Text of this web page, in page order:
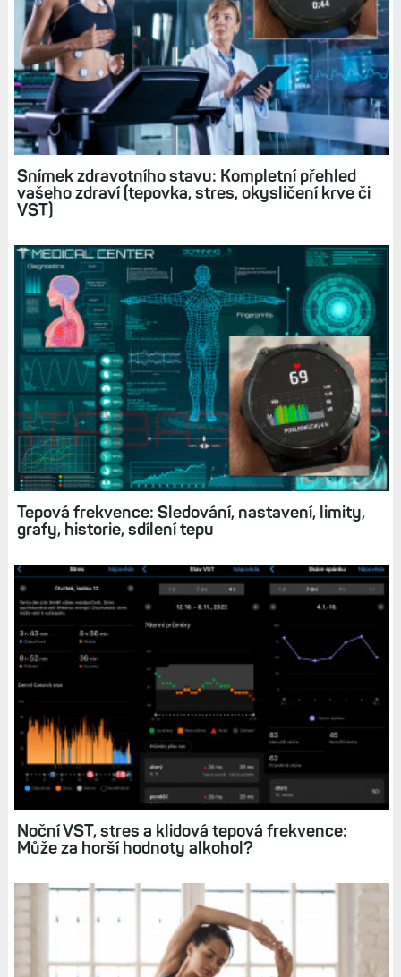
INDEX SLEEP MONITOR STATUS ZDRAVÍ
Související články
Snímek zdravotního stavu: Kompletní přehled
vašeho zdraví (tepovka, stres, okysličení krve či
VST)